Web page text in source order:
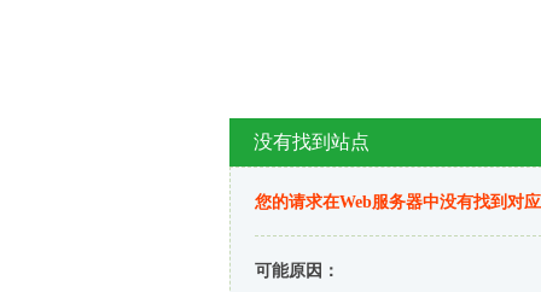
没有找到站点
您的请求在Web服务器中没有找到对
可能原因：